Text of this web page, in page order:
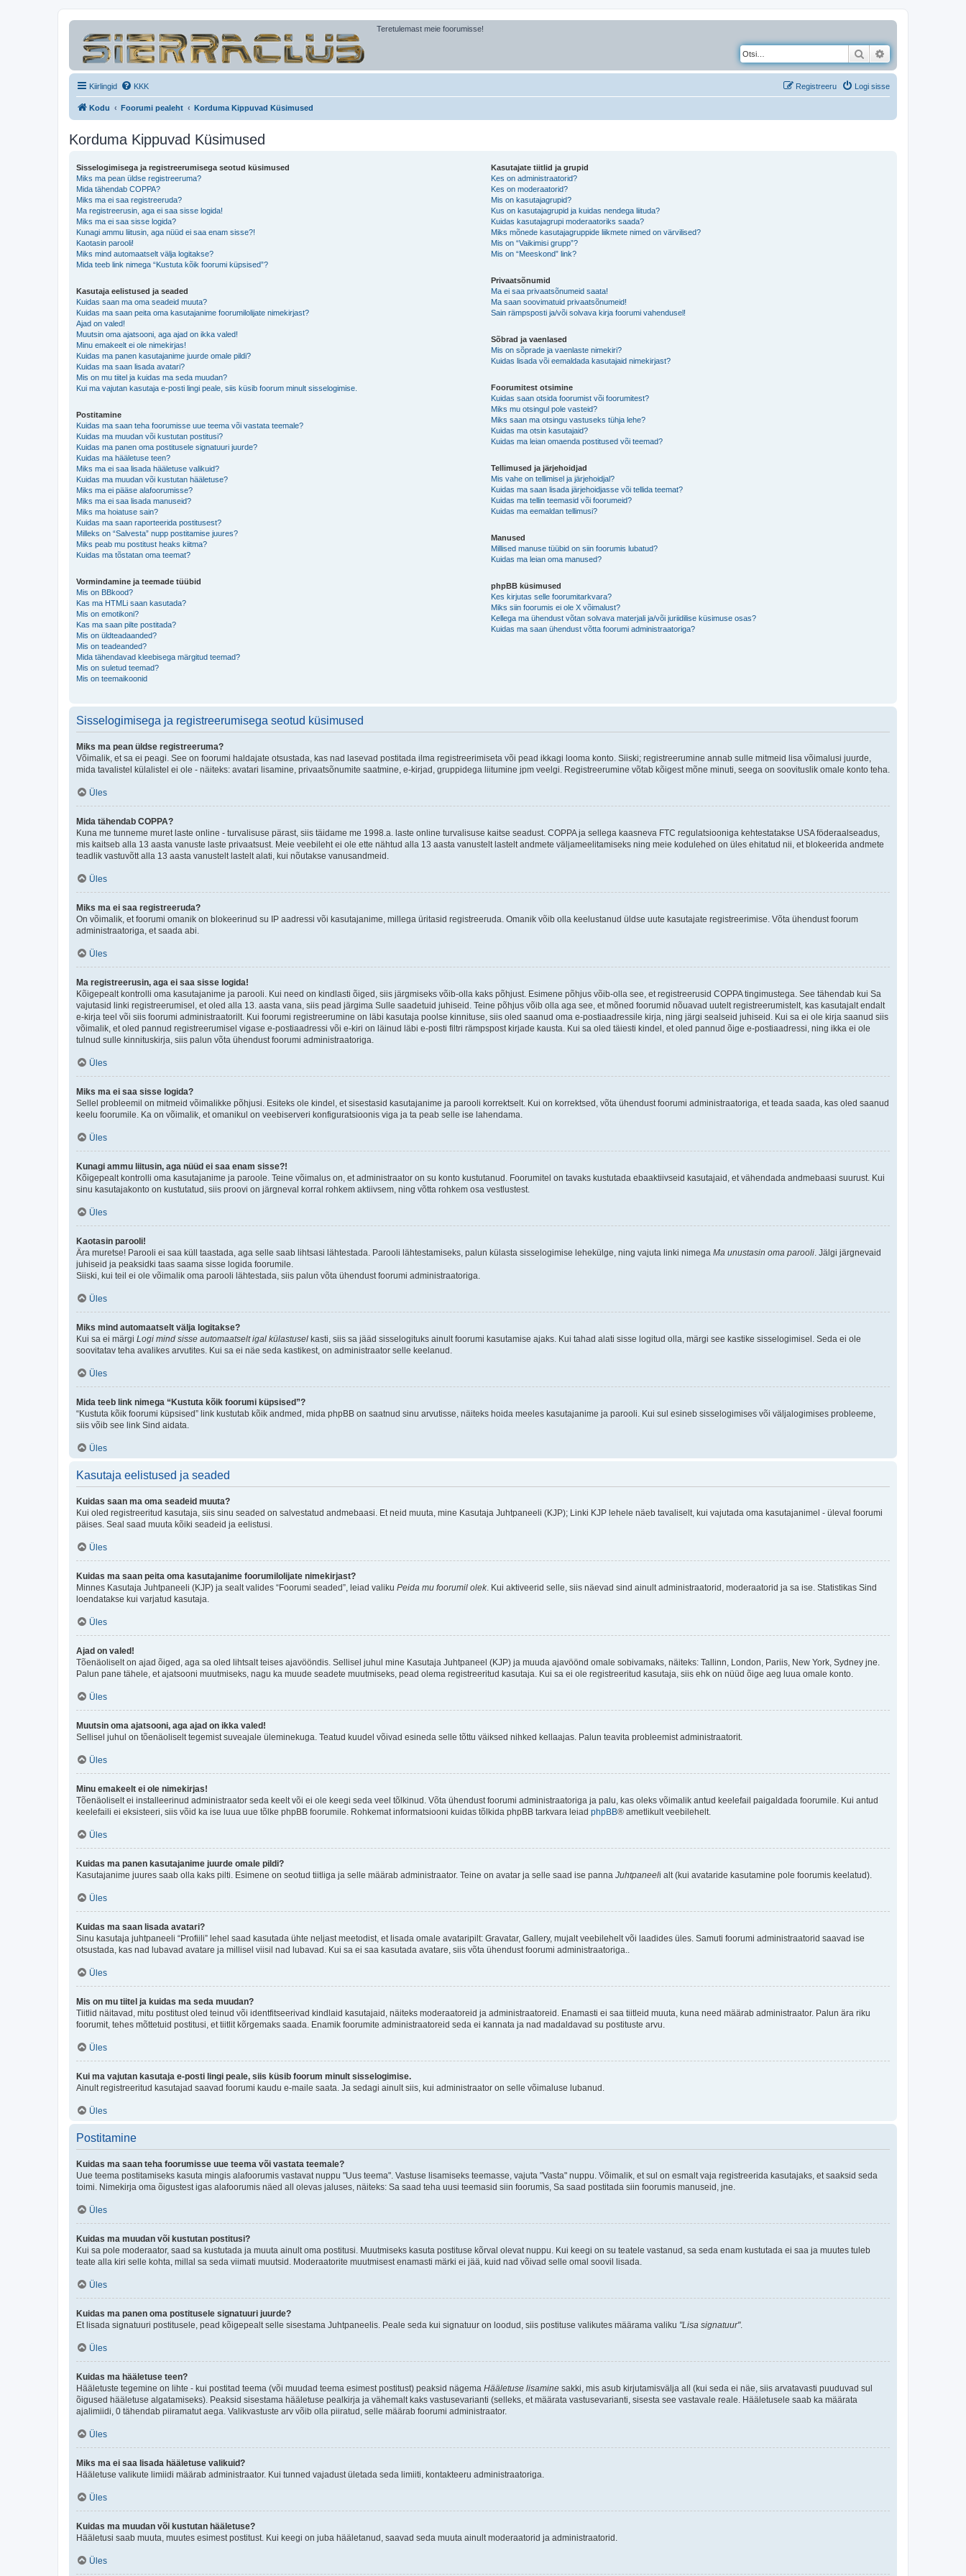
Teretulemast meie foorumisse!
Otsi
Kiirlingid KKK Logi sisse
Registreeru
Kodu Foorumi pealeht Korduma Kippuvad Küsimused
Korduma Kippuvad Küsimused
Sisselogimisega ja registreerumisega seotud küsimused
Miks ma pean üldse registreeruma?
Mida tähendab COPPA?
Miks ma ei saa registreeruda?
Ma registreerusin, aga ei saa sisse logida!
Miks ma ei saa sisse logida?
Kunagi ammu liitusin, aga nüüd ei saa enam sisse?!
Kaotasin parooli!
Miks mind automaatselt välja logitakse?
Mida teeb link nimega “Kustuta kõik foorumi küpsised”?
Kasutaja eelistused ja seaded
Kuidas saan ma oma seadeid muuta?
Kuidas ma saan peita oma kasutajanime foorumilolijate nimekirjast?
Ajad on valed!
Muutsin oma ajatsooni, aga ajad on ikka valed!
Minu emakeelt ei ole nimekirjas!
Kuidas ma panen kasutajanime juurde omale pildi?
Kuidas ma saan lisada avatari?
Mis on mu tiitel ja kuidas ma seda muudan?
Kui ma vajutan kasutaja e-posti lingi peale, siis küsib foorum minult sisselogimise.
Postitamine
Kuidas ma saan teha foorumisse uue teema või vastata teemale?
Kuidas ma muudan või kustutan postitusi?
Kuidas ma panen oma postitusele signatuuri juurde?
Kuidas ma hääletuse teen?
Miks ma ei saa lisada hääletuse valikuid?
Kuidas ma muudan või kustutan hääletuse?
Miks ma ei pääse alafoorumisse?
Miks ma ei saa lisada manuseid?
Miks ma hoiatuse sain?
Kuidas ma saan raporteerida postitusest?
Milleks on “Salvesta” nupp postitamise juures?
Miks peab mu postitust heaks kiitma?
Kuidas ma tõstatan oma teemat?
Vormindamine ja teemade tüübid
Mis on BBkood?
Kas ma HTMLi saan kasutada?
Mis on emotikoni?
Kas ma saan pilte postitada?
Mis on üldteadaanded?
Mis on teadeanded?
Mida tähendavad kleebisega märgitud teemad?
Mis on suletud teemad?
Mis on teemaikoonid
Kasutajate tiitlid ja grupid
Kes on administraatorid?
Kes on moderaatorid?
Mis on kasutajagrupid?
Kus on kasutajagrupid ja kuidas nendega liituda?
Kuidas kasutajagrupi moderaatoriks saada?
Miks mõnede kasutajagruppide liikmete nimed on värvilised?
Mis on “Vaikimisi grupp”?
Mis on “Meeskond” link?
Privaatsõnumid
Ma ei saa privaatsõnumeid saata!
Ma saan soovimatuid privaatsõnumeid!
Sain rämpsposti ja/või solvava kirja foorumi vahendusel!
Sõbrad ja vaenlased
Mis on sõprade ja vaenlaste nimekiri?
Kuidas lisada või eemaldada kasutajaid nimekirjast?
Foorumitest otsimine
Kuidas saan otsida foorumist või foorumitest?
Miks mu otsingul pole vasteid?
Miks saan ma otsingu vastuseks tühja lehe?
Kuidas ma otsin kasutajaid?
Kuidas ma leian omaenda postitused või teemad?
Tellimused ja järjehoidjad
Mis vahe on tellimisel ja järjehoidjal?
Kuidas ma saan lisada järjehoidjasse või tellida teemat?
Kuidas ma tellin teemasid või foorumeid?
Kuidas ma eemaldan tellimusi?
Manused
Millised manuse tüübid on siin foorumis lubatud?
Kuidas ma leian oma manused?
phpBB küsimused
Kes kirjutas selle foorumitarkvara?
Miks siin foorumis ei ole X võimalust?
Kellega ma ühendust võtan solvava materjali ja/või juriidilise küsimuse osas?
Kuidas ma saan ühendust võtta foorumi administraatoriga?
Sisselogimisega ja registreerumisega seotud küsimused
Miks ma pean üldse registreeruma?
Võimalik, et sa ei peagi. See on foorumi haldajate otsustada, kas nad lasevad postitada ilma registreerimiseta või pead ikkagi looma konto. Siiski; registreerumine annab sulle mitmeid lisa võimalusi juurde,
mida tavalistel külalistel ei ole - näiteks: avatari lisamine, privaatsõnumite saatmine, e-kirjad, gruppidega liitumine jpm veelgi. Registreerumine võtab kõigest mõne minuti, seega on soovituslik omale konto teha.
Üles
Mida tähendab COPPA?
Kuna me tunneme muret laste online - turvalisuse pärast, siis täidame me 1998.a. laste online turvalisuse kaitse seadust. COPPA ja sellega kaasneva FTC regulatsiooniga kehtestatakse USA föderaalseadus,
mis kaitseb alla 13 aasta vanuste laste privaatsust. Meie veebileht ei ole ette nähtud alla 13 aasta vanustelt lastelt andmete väljameelitamiseks ning meie kodulehed on üles ehitatud nii, et blokeerida andmete
teadlik vastuvõtt alla 13 aasta vanustelt lastelt alati, kui nõutakse vanusandmeid.
Üles
Miks ma ei saa registreeruda?
On võimalik, et foorumi omanik on blokeerinud su IP aadressi või kasutajanime, millega üritasid registreeruda. Omanik võib olla keelustanud üldse uute kasutajate registreerimise. Võta ühendust foorum
administraatoriga, et saada abi.
Üles
Ma registreerusin, aga ei saa sisse logida!
Kõigepealt kontrolli oma kasutajanime ja parooli. Kui need on kindlasti õiged, siis järgmiseks võib-olla kaks põhjust. Esimene põhjus võib-olla see, et registreerusid COPPA tingimustega. See tähendab kui Sa
vajutasid linki registreerumisel, et oled alla 13. aasta vana, siis pead järgima Sulle saadetuid juhiseid. Teine põhjus võib olla aga see, et mõned foorumid nõuavad uutelt registreerumistelt, kas kasutajalt endalt
e-kirja teel või siis foorumi administraatorilt. Kui foorumi registreerumine on läbi kasutaja poolse kinnituse, siis oled saanud oma e-postiaadressile kirja, ning järgi sealseid juhiseid. Kui sa ei ole kirja saanud siis
võimalik, et oled pannud registreerumisel vigase e-postiaadressi või e-kiri on läinud läbi e-posti filtri rämpspost kirjade kausta. Kui sa oled täiesti kindel, et oled pannud õige e-postiaadressi, ning ikka ei ole
tulnud sulle kinnituskirja, siis palun võta ühendust foorumi administraatoriga.
Üles
Miks ma ei saa sisse logida?
Sellel probleemil on mitmeid võimalikke põhjusi. Esiteks ole kindel, et sisestasid kasutajanime ja parooli korrektselt. Kui on korrektsed, võta ühendust foorumi administraatoriga, et teada saada, kas oled saanud
keelu foorumile. Ka on võimalik, et omanikul on veebiserveri konfiguratsioonis viga ja ta peab selle ise lahendama.
Üles
Kunagi ammu liitusin, aga nüüd ei saa enam sisse?!
Kõigepealt kontrolli oma kasutajanime ja paroole. Teine võimalus on, et administraator on su konto kustutanud. Foorumitel on tavaks kustutada ebaaktiivseid kasutajaid, et vähendada andmebaasi suurust. Kui
sinu kasutajakonto on kustutatud, siis proovi on järgneval korral rohkem aktiivsem, ning võtta rohkem osa vestlustest.
Üles
Kaotasin parooli!
Ära muretse! Parooli ei saa küll taastada, aga selle saab lihtsasi lähtestada. Parooli lähtestamiseks, palun külasta sisselogimise lehekülge, ning vajuta linki nimega Ma unustasin oma parooli. Jälgi järgnevaid
juhiseid ja peaksidki taas saama sisse logida foorumile.
Siiski, kui teil ei ole võimalik oma parooli lähtestada, siis palun võta ühendust foorumi administraatoriga.
Üles
Miks mind automaatselt välja logitakse?
Kui sa ei märgi Logi mind sisse automaatselt igal külastusel kasti, siis sa jääd sisselogituks ainult foorumi kasutamise ajaks. Kui tahad alati sisse logitud olla, märgi see kastike sisselogimisel. Seda ei ole
soovitatav teha avalikes arvutites. Kui sa ei näe seda kastikest, on administraator selle keelanud.
Üles
Mida teeb link nimega “Kustuta kõik foorumi küpsised”?
“Kustuta kõik foorumi küpsised” link kustutab kõik andmed, mida phpBB on saatnud sinu arvutisse, näiteks hoida meeles kasutajanime ja parooli. Kui sul esineb sisselogimises või väljalogimises probleeme,
siis võib see link Sind aidata.
Üles
Kasutaja eelistused ja seaded
Kuidas saan ma oma seadeid muuta?
Kui oled registreeritud kasutaja, siis sinu seaded on salvestatud andmebaasi. Et neid muuta, mine Kasutaja Juhtpaneeli (KJP); Linki KJP lehele näeb tavaliselt, kui vajutada oma kasutajanimel - üleval foorumi
päises. Seal saad muuta kõiki seadeid ja eelistusi.
Üles
Kuidas ma saan peita oma kasutajanime foorumilolijate nimekirjast?
Minnes Kasutaja Juhtpaneeli (KJP) ja sealt valides “Foorumi seaded”, leiad valiku Peida mu foorumil olek. Kui aktiveerid selle, siis näevad sind ainult administraatorid, moderaatorid ja sa ise. Statistikas Sind
loendatakse kui varjatud kasutaja.
Üles
Ajad on valed!
Tõenäoliselt on ajad õiged, aga sa oled lihtsalt teises ajavööndis. Sellisel juhul mine Kasutaja Juhtpaneel (KJP) ja muuda ajavöönd omale sobivamaks, näiteks: Tallinn, London, Pariis, New York, Sydney jne.
Palun pane tähele, et ajatsooni muutmiseks, nagu ka muude seadete muutmiseks, pead olema registreeritud kasutaja. Kui sa ei ole registreeritud kasutaja, siis ehk on nüüd õige aeg luua omale konto.
Üles
Muutsin oma ajatsooni, aga ajad on ikka valed!
Sellisel juhul on tõenäoliselt tegemist suveajale üleminekuga. Teatud kuudel võivad esineda selle tõttu väiksed nihked kellaajas. Palun teavita probleemist administraatorit.
Üles
Minu emakeelt ei ole nimekirjas!
Tõenäoliselt ei installeerinud administraator seda keelt või ei ole keegi seda veel tõlkinud. Võta ühendust foorumi administraatoriga ja palu, kas oleks võimalik antud keelefail paigaldada foorumile. Kui antud
keelefaili ei eksisteeri, siis võid ka ise luua uue tõlke phpBB foorumile. Rohkemat informatsiooni kuidas tõlkida phpBB tarkvara leiad phpBB® ametlikult veebilehelt.
Üles
Kuidas ma panen kasutajanime juurde omale pildi?
Kasutajanime juures saab olla kaks pilti. Esimene on seotud tiitliga ja selle määrab administraator. Teine on avatar ja selle saad ise panna Juhtpaneeli alt (kui avataride kasutamine pole foorumis keelatud).
Üles
Kuidas ma saan lisada avatari?
Sinu kasutaja juhtpaneeli “Profiili” lehel saad kasutada ühte neljast meetodist, et lisada omale avataripilt: Gravatar, Gallery, mujalt veebilehelt või laadides üles. Samuti foorumi administraatorid saavad ise
otsustada, kas nad lubavad avatare ja millisel viisil nad lubavad. Kui sa ei saa kasutada avatare, siis võta ühendust foorumi administraatoriga..
Üles
Mis on mu tiitel ja kuidas ma seda muudan?
Tiitlid näitavad, mitu postitust oled teinud või identfitseerivad kindlaid kasutajaid, näiteks moderaatoreid ja administraatoreid. Enamasti ei saa tiitleid muuta, kuna need määrab administraator. Palun ära riku
foorumit, tehes mõttetuid postitusi, et tiitlit kõrgemaks saada. Enamik foorumite administraatoreid seda ei kannata ja nad madaldavad su postituste arvu.
Üles
Kui ma vajutan kasutaja e-posti lingi peale, siis küsib foorum minult sisselogimise.
Ainult registreeritud kasutajad saavad foorumi kaudu e-maile saata. Ja sedagi ainult siis, kui administraator on selle võimaluse lubanud.
Üles
Postitamine
Kuidas ma saan teha foorumisse uue teema või vastata teemale?
Uue teema postitamiseks kasuta mingis alafoorumis vastavat nuppu "Uus teema". Vastuse lisamiseks teemasse, vajuta "Vasta" nuppu. Võimalik, et sul on esmalt vaja registreerida kasutajaks, et saaksid seda
toimi. Nimekirja oma õigustest igas alafoorumis näed all olevas jaluses, näiteks: Sa saad teha uusi teemasid siin foorumis, Sa saad postitada siin foorumis manuseid, jne.
Üles
Kuidas ma muudan või kustutan postitusi?
Kui sa pole moderaator, saad sa kustutada ja muuta ainult oma postitusi. Muutmiseks kasuta postituse kõrval olevat nuppu. Kui keegi on su teatele vastanud, sa seda enam kustutada ei saa ja muutes tuleb
teate alla kiri selle kohta, millal sa seda viimati muutsid. Moderaatorite muutmisest enamasti märki ei jää, kuid nad võivad selle omal soovil lisada.
Üles
Kuidas ma panen oma postitusele signatuuri juurde?
Et lisada signatuuri postitusele, pead kõigepealt selle sisestama Juhtpaneelis. Peale seda kui signatuur on loodud, siis postituse valikutes määrama valiku "Lisa signatuur".
Üles
Kuidas ma hääletuse teen?
Hääletuste tegemine on lihte - kui postitad teema (või muudad teema esimest postitust) peaksid nägema Hääletuse lisamine sakki, mis asub kirjutamisvälja all (kui seda ei näe, siis arvatavasti puuduvad sul
õigused hääletuse algatamiseks). Peaksid sisestama hääletuse pealkirja ja vähemalt kaks vastusevarianti (selleks, et määrata vastusevarianti, sisesta see vastavale reale. Hääletusele saab ka määrata
ajalimiidi, 0 tähendab piiramatut aega. Valikvastuste arv võib olla piiratud, selle määrab foorumi administraator.
Üles
Miks ma ei saa lisada hääletuse valikuid?
Hääletuse valikute limiidi määrab administraator. Kui tunned vajadust ületada seda limiiti, kontakteeru administraatoriga.
Üles
Kuidas ma muudan või kustutan hääletuse?
Hääletusi saab muuta, muutes esimest postitust. Kui keegi on juba hääletanud, saavad seda muuta ainult moderaatorid ja administraatorid.
Üles